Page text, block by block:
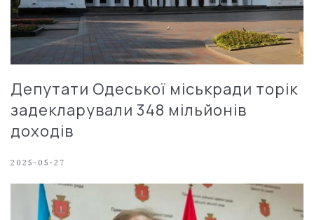
Депутати Одеської міськради торік
задекларували 348 мільйонів
доходів
2025-05-27